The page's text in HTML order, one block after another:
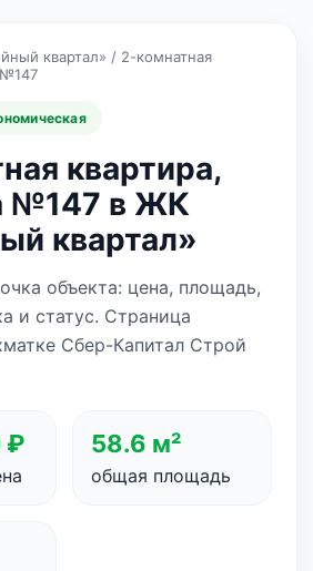
квартал» / 2-комнатная
№147
квартира,
№147 в ЖК
квартал»
объекта: цена, площадь,
и статус. Страница
Сбер-Капитал Строй
₽ 58.6 м²
общая площадь